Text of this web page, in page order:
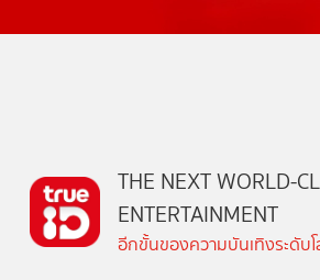
THE NEXT WORLD-
ENTERTAINMENT
อีกขั้นของความบันเทิงระดับ